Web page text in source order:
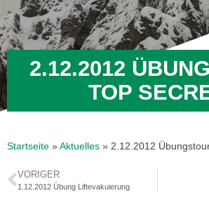
2.12.2012
TOP
Startseite » Aktuelles » 2.12.2012
VORIGER
1.12.2012 Übung Liftevakuierung